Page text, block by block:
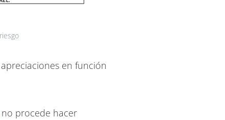
en función
no procede hacer